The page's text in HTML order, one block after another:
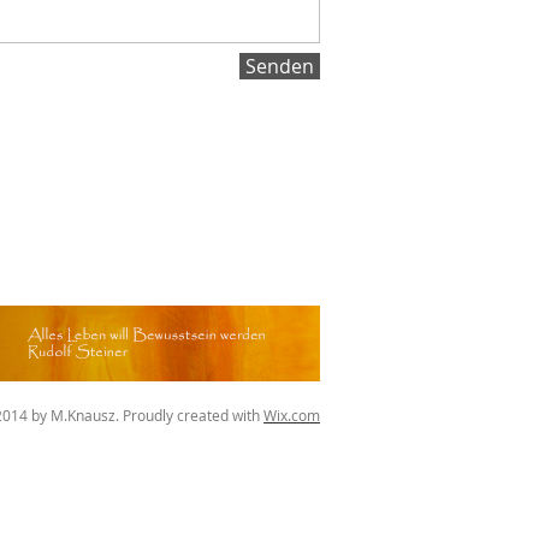
Senden
by M.Knausz. Proudly created withWix.com